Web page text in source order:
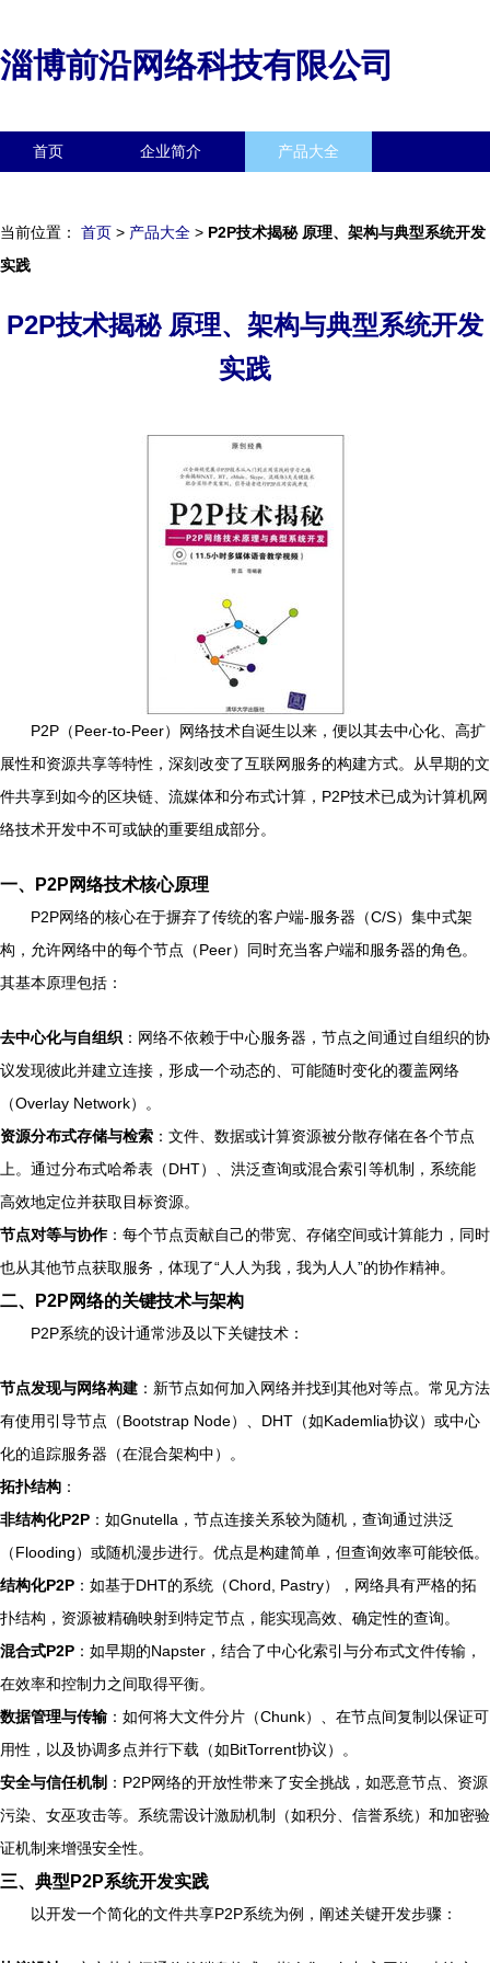
淄博前沿网络科技有限公司
首页 企业简介 产品大全
当前位置： 首页 > 产品大全 > P2P技术揭秘 原理、架构与典型系统开发
实践
P2P技术揭秘 原理、架构与典型系统开发
实践
P2P（Peer-to-Peer）网络技术自诞生以来，便以其去中心化、高扩
展性和资源共享等特性，深刻改变了互联网服务的构建方式。从早期的文
件共享到如今的区块链、流媒体和分布式计算，P2P技术已成为计算机网
络技术开发中不可或缺的重要组成部分。
一、P2P网络技术核心原理
P2P网络的核心在于摒弃了传统的客户端-服务器（C/S）集中式架
构，允许网络中的每个节点（Peer）同时充当客户端和服务器的角色。
其基本原理包括：
去中心化与自组织 ：网络不依赖于中心服务器，节点之间通过自组织的协
议发现彼此并建立连接，形成一个动态的、可能随时变化的覆盖网络
（Overlay Network）。
资源分布式存储与检索 ：文件、数据或计算资源被分散存储在各个节点
上。通过分布式哈希表（DHT）、洪泛查询或混合索引等机制，系统能
高效地定位并获取目标资源。
节点对等与协作：每个节点贡献自己的带宽、存储空间或计算能力，同时
也从其他节点获取服务，体现了“人人为我，我为人人”的协作精神。
二、P2P网络的关键技术与架构
P2P系统的设计通常涉及以下关键技术：
节点发现与网络构建 ：新节点如何加入网络并找到其他对等点。常见方法
有使用引导节点（Bootstrap Node）、DHT（如Kademlia协议）或中心
化的追踪服务器（在混合架构中）。
拓扑结构 ：
非结构化P2P ：如Gnutella，节点连接关系较为随机，查询通过洪泛
（Flooding）或随机漫步进行。优点是构建简单，但查询效率可能较低。
结构化P2P ：如基于DHT的系统（Chord, Pastry），网络具有严格的拓
扑结构，资源被精确映射到特定节点，能实现高效、确定性的查询。
混合式P2P ：如早期的Napster，结合了中心化索引与分布式文件传输，
在效率和控制力之间取得平衡。
数据管理与传输 ：如何将大文件分片（Chunk）、在节点间复制以保证可
用性，以及协调多点并行下载（如BitTorrent协议）。
安全与信任机制 ：P2P网络的开放性带来了安全挑战，如恶意节点、资源
污染、女巫攻击等。系统需设计激励机制（如积分、信誉系统）和加密验
证机制来增强安全性。
三、典型P2P系统开发实践
以开发一个简化的文件共享P2P系统为例，阐述关键开发步骤：